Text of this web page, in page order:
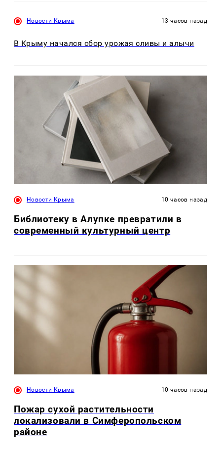
Новости Крыма 13 часов назад
В Крыму начался сбор урожая сливы и алычи
Новости Крыма 10 часов назад
Библиотеку в Алупке превратили в
современный культурный центр
Новости Крыма 10 часов назад
Пожар сухой растительности
локализовали в Симферопольском
районе